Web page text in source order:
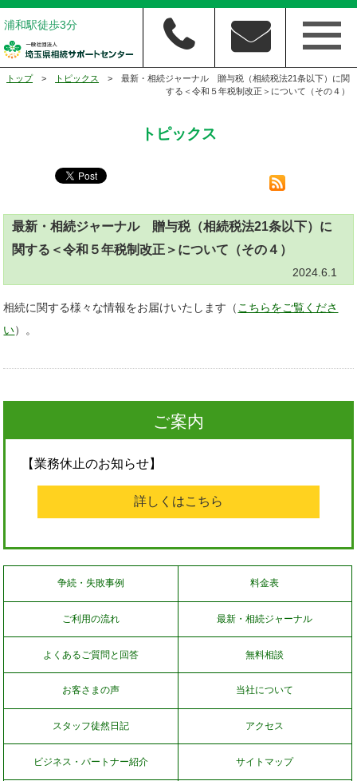
浦和駅徒歩3分
トップ> トピックス
> 最新・相続ジャーナル 贈与税（相続税法21条以下）に関
する＜令和５年税制改正＞について（その４）
トピックス
最新・相続ジャーナル 贈与税（相続税法21条以下）に
関する＜令和５年税制改正＞について（その４）
2024.6.1
相続に関する様々な情報をお届けいたします（ こちらをご覧くださ
い）。
ご案内
【業務休止のお知らせ】
詳しくはこちら
争続・失敗事例 料金表
ご利用の流れ 最新・相続ジャーナル
よくあるご質問と回答 無料相談
お客さまの声 当社について
スタッフ徒然日記 アクセス
ビジネス・パートナー紹介 サイトマップ